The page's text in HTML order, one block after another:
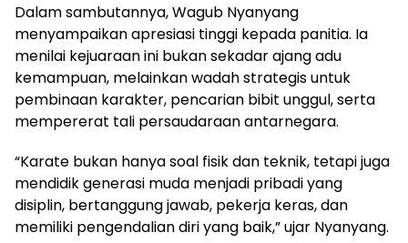
Dalam sambutannya, Wagub Nyanyang
menyampaikan apresiasi tinggi kepada panitia. Ia
menilai kejuaraan ini bukan sekadar ajang adu
kemampuan, melainkan wadah strategis untuk
pembinaan karakter, pencarian bibit unggul, serta
mempererat tali persaudaraan antarnegara.
“Karate bukan hanya soal fisik dan teknik, tetapi juga
mendidik generasi muda menjadi pribadi yang
disiplin, bertanggung jawab, pekerja keras, dan
memiliki pengendalian diri yang baik,” ujar Nyanyang.